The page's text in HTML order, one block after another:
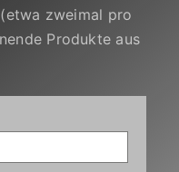
zweimal pro
Produkte aus